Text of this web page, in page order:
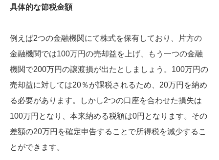
具体的な節税金額
例えば2つの金融機関にて株式を保有しており、片方の
金融機関では100万円の売却益を上げ、もう一つの金融
機関で200万円の譲渡損が出たとしましょう。100万円の
売却益に対しては20％が課税されるため、20万円を納め
る必要があります。しかし2つの口座を合わせた損失は
100万円となり、本来納める税額は0円となります。その
差額の20万円を確定申告することで所得税を減少するこ
とができます。